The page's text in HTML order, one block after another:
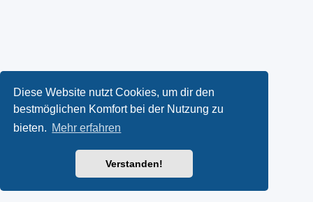
Diese Website nutzt Cookies, um dir den
bestmöglichen Komfort bei der Nutzung zu
bieten. Mehr erfahren
Verstanden!